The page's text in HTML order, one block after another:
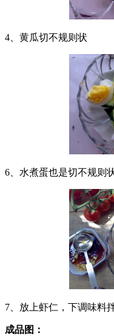
4、黄瓜切不规则状
6、水煮蛋也是切不规则
7、放上虾仁，下调味料
成品图：